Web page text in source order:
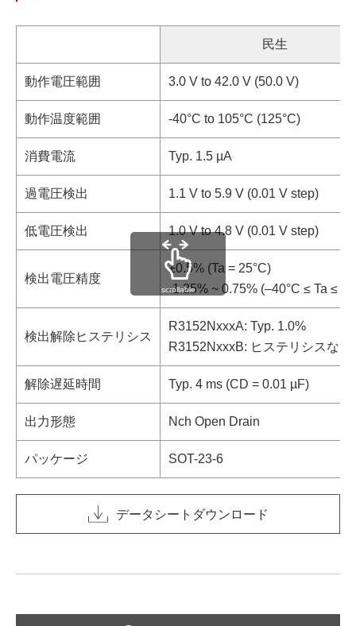
民生
動作電圧範囲 3.0 V to 42.0 V (50.0 V)
動作温度範囲 -40°C to 105°C (125°C)
消費電流 Typ. 1.5 µA
過電圧検出 1.1 V to 5.9 V (0.01 V step)
低電圧検出 1.0 V to 4.8 V (0.01 V step)
検出電圧精度
±0.5% (Ta = 25°C)
-1.25% ~ 0.75% (–40°C ≤ Ta ≤
検出解除ヒステリシス
R3152NxxxA: Typ. 1.0%
R3152NxxxB: ヒステリシスなし
解除遅延時間 Typ. 4 ms (CD = 0.01 µF)
出力形態 Nch Open Drain
パッケージ SOT-23-6
scrollable
データシートダウンロード